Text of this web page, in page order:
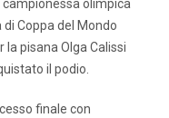
olimpica
Coppa del Mondo
pisana Olga Calissi
il podio.
finale con